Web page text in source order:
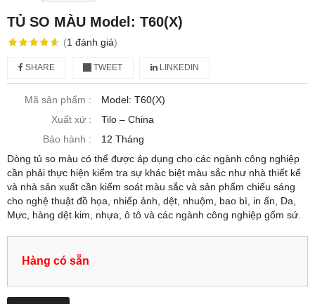
TỦ SO MÀU Model: T60(X)
(1 đánh giá)
SHARE TWEET LINKEDIN
Mã sản phẩm :
Model: T60(X)
Xuất xứ :
Tilo – China
Bảo hành :
12 Tháng
Dòng tủ so màu có thể được áp dụng cho các ngành công nghiệp
cần phải thực hiện kiểm tra sự khác biệt màu sắc như nhà thiết kế
và nhà sản xuất cần kiểm soát màu sắc và sản phẩm chiếu sáng
cho nghệ thuật đồ họa, nhiếp ảnh, dệt, nhuộm, bao bì, in ấn, Da,
Mực, hàng dệt kim, nhựa, ô tô và các ngành công nghiệp gốm sứ.
Hàng có sẵn